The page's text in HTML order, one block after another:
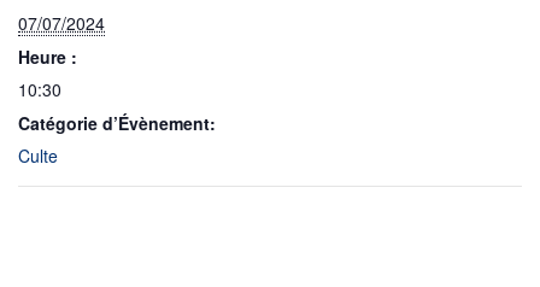
07/07/2024
Heure :
10:30
Catégorie d’Évènement:
Culte